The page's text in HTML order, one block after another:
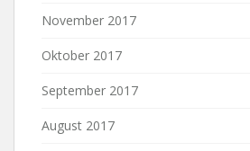
November 2017
Oktober 2017
September 2017
August 2017